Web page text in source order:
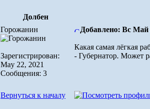
Долбен
Горожанин
Зарегистрирован:
May 22, 2021
Сообщения: 3
Добавлено: Вс Май
Какая самая лёгкая
- Губернатор. Может
Вернуться к началу